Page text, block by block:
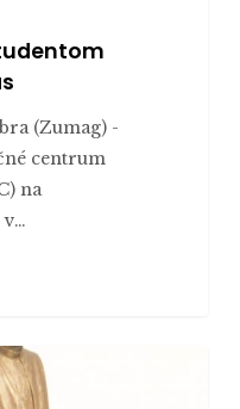
(Zumag) -
centrum
na